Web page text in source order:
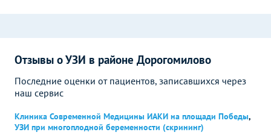
Отзывы о УЗИ в районе Дорогомилово
Последние оценки от пациентов, записавшихся через
наш сервис
Клиника Современной Медицины ИАКИ на площади Победы,
УЗИ при многоплодной беременности (скрининг)